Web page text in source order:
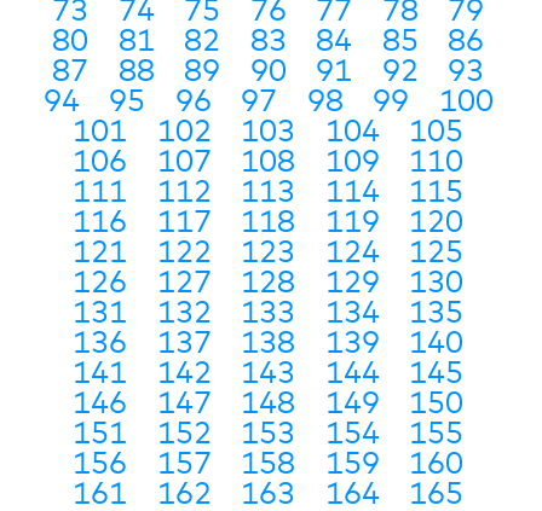
73
74 75 76 77 78
79
80
81 82 83 84 85
86
87
88 89 90 91 92
93
94
95 96 97 98 99
100
101
102 103 104
105
106
107 108 109
110
111
112 113 114
115
116
117 118 119
120
121
122 123 124
125
126
127 128 129
130
131
132 133 134
135
136
137 138 139
140
141
142 143 144
145
146
147 148 149
150
151
152 153 154
155
156
157 158 159
160
161
162 163 164
165